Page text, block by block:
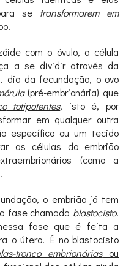
se transformarem em
com o óvulo, a célula
a se dividir através da
dia da fecundação, o ovo
(pré-embrionária) que
totipotentes, isto é, por
em qualquer outra
específico ou um tecido
as células do embrião
(como a
o embrião já tem
fase chamada blastocisto.
fase que é feita a
o útero. É no blastocisto
tronco embrionáriasou